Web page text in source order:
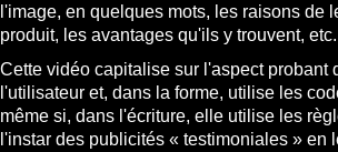
l'image, en quelques mots, les raisons de
produit, les avantages qu'ils y trouvent, etc.
Cette vidéo capitalise sur l'aspect probant
l'utilisateur et, dans la forme, utilise les
même si, dans l'écriture, elle utilise les
l'instar des publicités « testimoniales » en